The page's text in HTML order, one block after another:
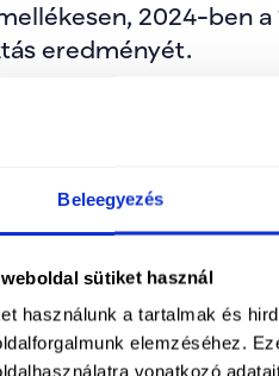
Beleegyezés
weboldal sütiket használ
használunk a tartalmak és
elemzéséhez.
vonatkozó
2024-ben
eredményét.